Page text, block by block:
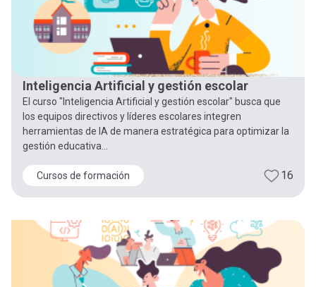
Inteligencia Artificial y gestión escolar
El curso "Inteligencia Artificial y gestión escolar" busca que
los equipos directivos y líderes escolares integren
herramientas de IA de manera estratégica para optimizar la
gestión educativa...
Cursos de formación 16